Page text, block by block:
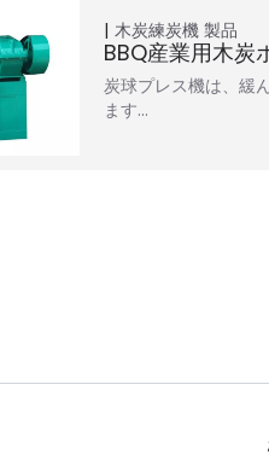
木炭練炭機 製品
BBQ産業用木炭
炭球プレス機は、緩
ます…